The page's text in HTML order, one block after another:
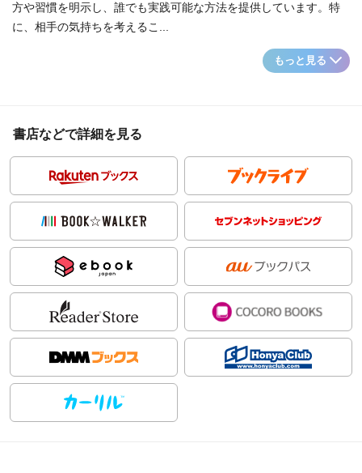
方や習慣を明示し、誰でも実践可能な方法を提供しています。特
に、相手の気持ちを考えるこ...
もっと見る
書店などで詳細を見る